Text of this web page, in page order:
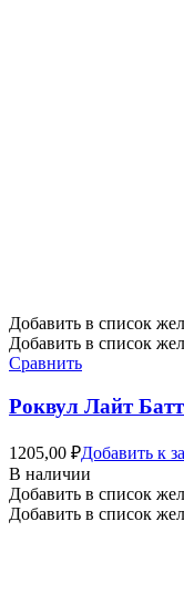
Добавить в список
Добавить в список
Сравнить
Роквул Лайт
1205,00 ₽Добавить к
В наличии
Добавить в список
Добавить в список